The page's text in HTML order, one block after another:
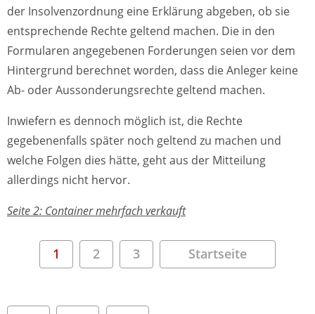
der Insolvenzordnung eine Erklärung abgeben, ob sie
entsprechende Rechte geltend machen. Die in den
Formularen angegebenen Forderungen seien vor dem
Hintergrund berechnet worden, dass die Anleger keine
Ab- oder Aussonderungsrechte geltend machen.
Inwiefern es dennoch möglich ist, die Rechte
gegebenenfalls später noch geltend zu machen und
welche Folgen dies hätte, geht aus der Mitteilung
allerdings nicht hervor.
Seite 2: Container mehrfach verkauft
1 2 3 Startseite